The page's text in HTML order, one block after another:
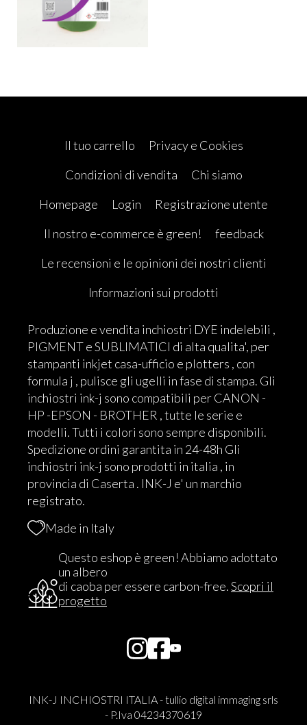
Il tuo carrello
Privacy e Cookies
Condizioni di vendita
Chi siamo
Homepage
Login
Registrazione utente
Il nostro e-commerce è green!
feedback
Le recensioni e le opinioni dei nostri clienti
Informazioni sui prodotti
Produzione e vendita inchiostri DYE indelebili ,
PIGMENT e SUBLIMATICI di alta qualita', per
stampanti inkjet casa-ufficio e plotters , con
formula j , pulisce gli ugelli in fase di stampa. Gli
inchiostri ink-j sono compatibili per CANON -
HP -EPSON - BROTHER , tutte le serie e
modelli. Tutti i colori sono sempre disponibili.
Spedizione ordini garantita in 24-48h Gli
inchiostri ink-j sono prodotti in italia , in
provincia di Caserta . INK-J e' un marchio
registrato.
Made in Italy
Questo eshop è green! Abbiamo adottato
un albero
di caoba per essere carbon-free.Scopri il
progetto
INK-J INCHIOSTRI ITALIA - tullio digital immaging srls
- P.Iva 04234370619